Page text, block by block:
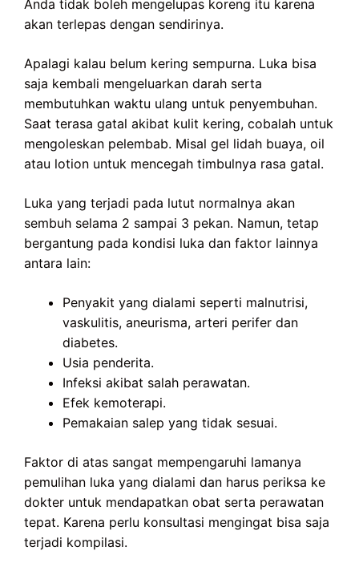
Anda tidak boleh mengelupas koreng itu karena
akan terlepas dengan sendirinya.
Apalagi kalau belum kering sempurna. Luka bisa
saja kembali mengeluarkan darah serta
membutuhkan waktu ulang untuk penyembuhan.
Saat terasa gatal akibat kulit kering, cobalah untuk
mengoleskan pelembab. Misal gel lidah buaya, oil
atau lotion untuk mencegah timbulnya rasa gatal.
Luka yang terjadi pada lutut normalnya akan
sembuh selama 2 sampai 3 pekan. Namun, tetap
bergantung pada kondisi luka dan faktor lainnya
antara lain:
Penyakit yang dialami seperti malnutrisi,
vaskulitis, aneurisma, arteri perifer dan
diabetes.
Usia penderita.
Infeksi akibat salah perawatan.
Efek kemoterapi.
Pemakaian salep yang tidak sesuai.
Faktor di atas sangat mempengaruhi lamanya
pemulihan luka yang dialami dan harus periksa ke
dokter untuk mendapatkan obat serta perawatan
tepat. Karena perlu konsultasi mengingat bisa saja
terjadi kompilasi.